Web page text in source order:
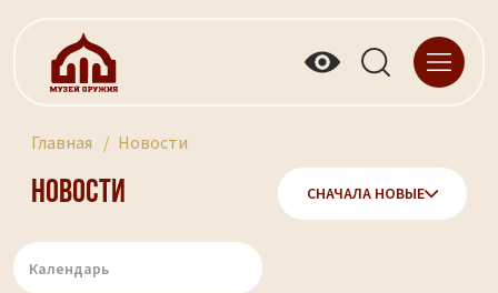
Главная Новости
Новости СНАЧАЛА НОВЫЕ